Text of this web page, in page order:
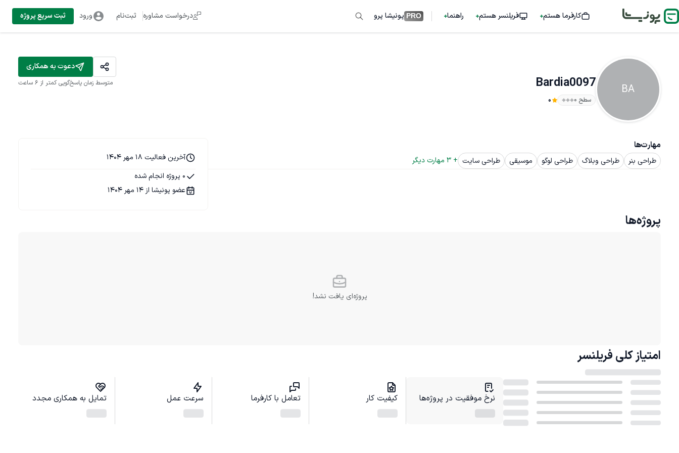
کارفرما هستم فریلنسر هستم راهنما PRO پونیشا پرو درخواست مشاوره ثبت‌نام ورود ثبت سریع پروژه
BA
Bardia0097
سطح ۰ 0
دعوت به همکاری
متوسط زمان پاسخ‌گویی کمتر از 6 ساعت
مهارت‌ها
طراحی بنر طراحی وبلاگ طراحی لوگو موسیقی طراحی سایت +
3 مهارت دیگر
آخرین فعالیت 18 مهر 1404
0 پروژه انجام شده
عضو پونیشا از 14 مهر 1404
پروژه‌ها
پروژه‌ای یافت نشد!
امتیاز کلی فریلنسر
نرخ موفقیت در پروژه‌ها کیفیت کار تعامل با کارفرما سرعت عمل تمایل به همکاری مجدد